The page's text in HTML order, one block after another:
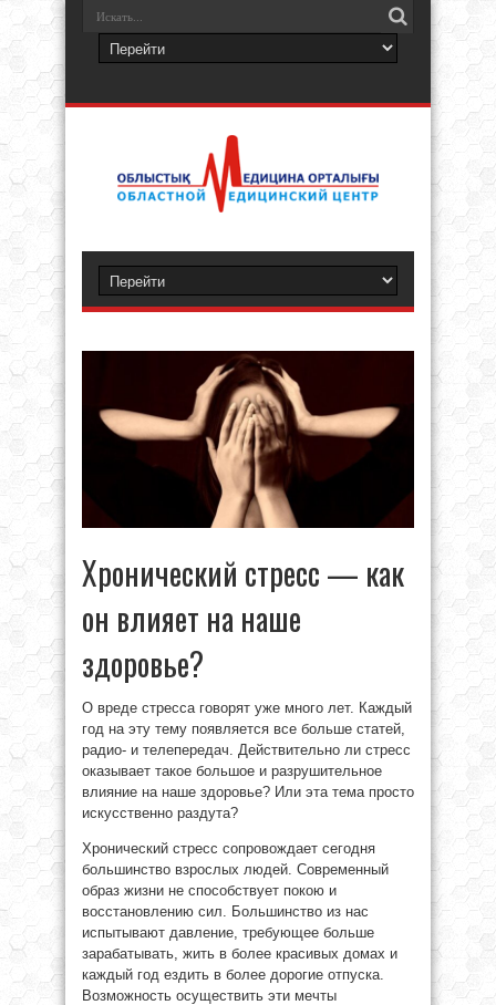
Хронический стресс — как
он влияет на наше
здоровье?
О вреде стресса говорят уже много лет. Каждый
год на эту тему появляется все больше статей,
радио- и телепередач. Действительно ли стресс
оказывает такое большое и разрушительное
влияние на наше здоровье? Или эта тема просто
искусственно раздута?
Хронический стресс сопровождает сегодня
большинство взрослых людей. Современный
образ жизни не способствует покою и
восстановлению сил. Большинство из нас
испытывают давление, требующее больше
зарабатывать, жить в более красивых домах и
каждый год ездить в более дорогие отпуска.
Возможность осуществить эти мечты